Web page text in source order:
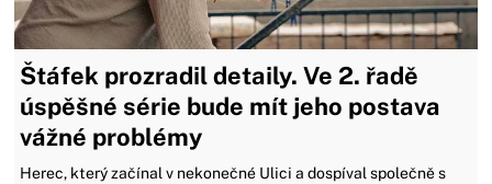
Štáfek prozradil detaily. Ve 2. řadě
úspěšné série bude mít jeho postava
vážné problémy
Herec, který začínal v nekonečné Ulici a dospíval společně s